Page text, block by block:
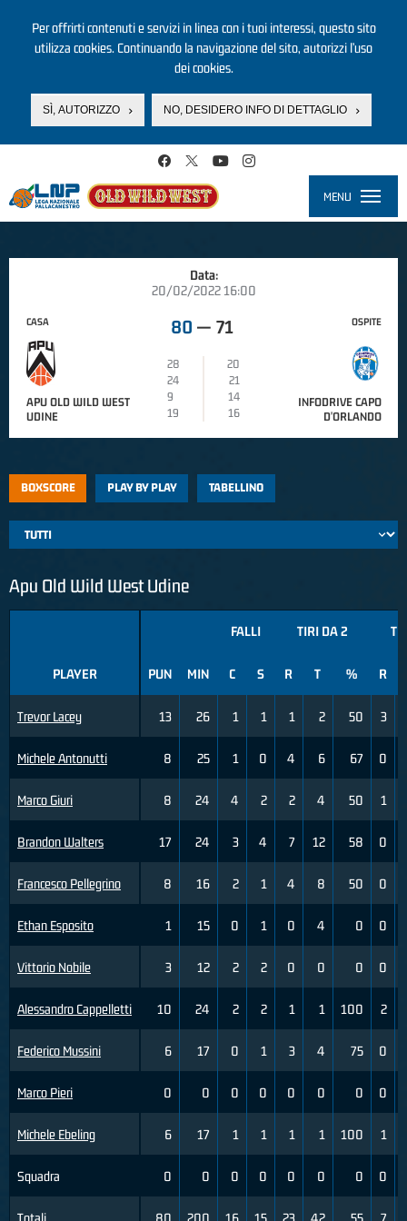
Per offrirti contenuti e servizi in linea con i tuoi interessi, questo sito
utilizza cookies. Continuando la navigazione del sito, autorizzi l’uso
dei cookies.
SÌ, AUTORIZZO NO, DESIDERO INFO DI DETTAGLIO
MENU
Data:
20/02/2022 16:00
CASA
APU OLD WILD WEST
UDINE
80 — 71
28
20
24
21
9
14
19
16
OSPITE
INFODRIVE CAPO
D'ORLANDO
BOXSCORE PLAY BY PLAY TABELLINO
Apu Old Wild West Udine
PLAYER
Trevor Lacey
Michele Antonutti
Marco Giuri
Brandon Walters
Francesco Pellegrino
Ethan Esposito
Vittorio Nobile
Alessandro Cappelletti
Federico Mussini
Marco Pieri
Michele Ebeling
Squadra
FALLI TIRI DA 2
PUN MIN C S R T % R
13 26 1 1 1 2 50 3
8 25 1 0 4 6 67 0
8 24 4 2 2 4 50 1
17 24 3 4 7 12 58 0
8 16 2 1 4 8 50 0
1 15 0 1 0 4 0 0
3 12 2 2 0 0 0 0
10 24 2 2 1 1 100 2
6 17 0 1 3 4 75 0
0 0 0 0 0 0 0 0
6 17 1 1 1 1 100 1
0 0 0 0 0 0 0 0